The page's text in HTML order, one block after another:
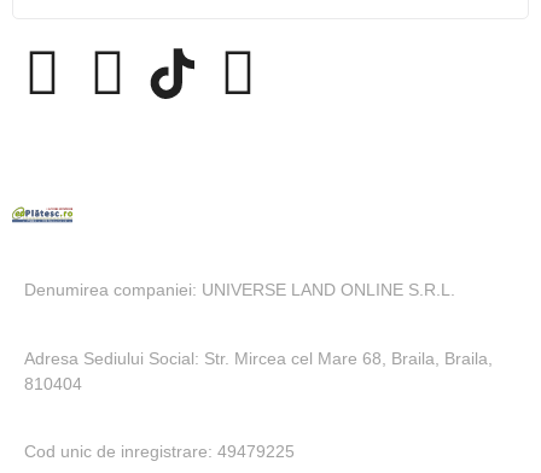
Denumirea companiei: UNIVERSE LAND ONLINE S.R.L.
Adresa Sediului Social: Str. Mircea cel Mare 68, Braila, Braila,
810404
Cod unic de inregistrare: 49479225